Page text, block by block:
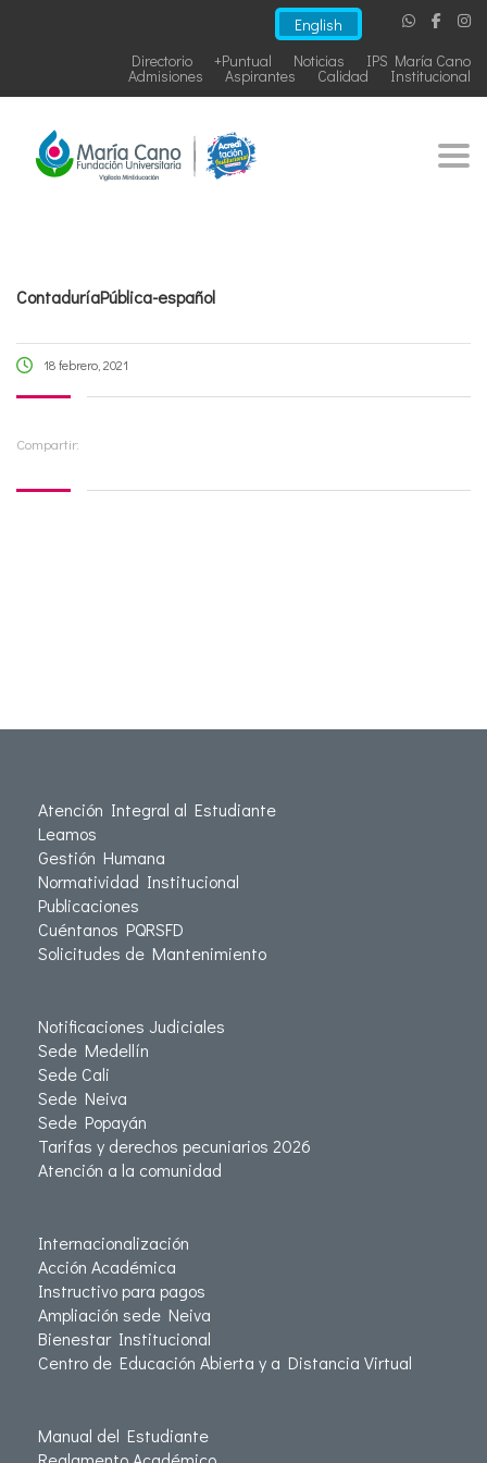
English
IPS María Cano
Noticias
+Puntual
Directorio
Institucional
Calidad
Aspirantes
Admisiones
ContaduríaPública-español
18 febrero, 2021
Compartir:
Atención Integral al Estudiante
Leamos
Gestión Humana
Normatividad Institucional
Publicaciones
Cuéntanos PQRSFD
Solicitudes de Mantenimiento
Notificaciones Judiciales
Sede Medellín
Sede Cali
Sede Neiva
Sede Popayán
Tarifas y derechos pecuniarios 2026
Atención a la comunidad
Internacionalización
Acción Académica
Instructivo para pagos
Ampliación sede Neiva
Bienestar Institucional
Centro de Educación Abierta y a Distancia Virtual
Manual del Estudiante